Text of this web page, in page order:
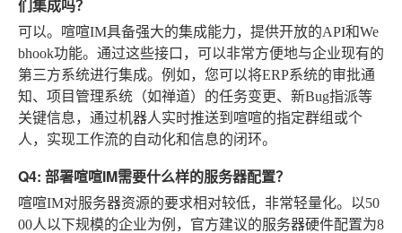
们集成吗？
可以。喧喧IM具备强大的集成能力，提供开放的API和We
bhook功能。通过这些接口，可以非常方便地与企业现有的
第三方系统进行集成。例如，您可以将ERP系统的审批通
知、项目管理系统（如禅道）的任务变更、新Bug指派等
关键信息，通过机器人实时推送到喧喧的指定群组或个
人，实现工作流的自动化和信息的闭环。
Q4: 部署喧喧IM需要什么样的服务器配置？
喧喧IM对服务器资源的要求相对较低，非常轻量化。以50
00人以下规模的企业为例，官方建议的服务器硬件配置为8